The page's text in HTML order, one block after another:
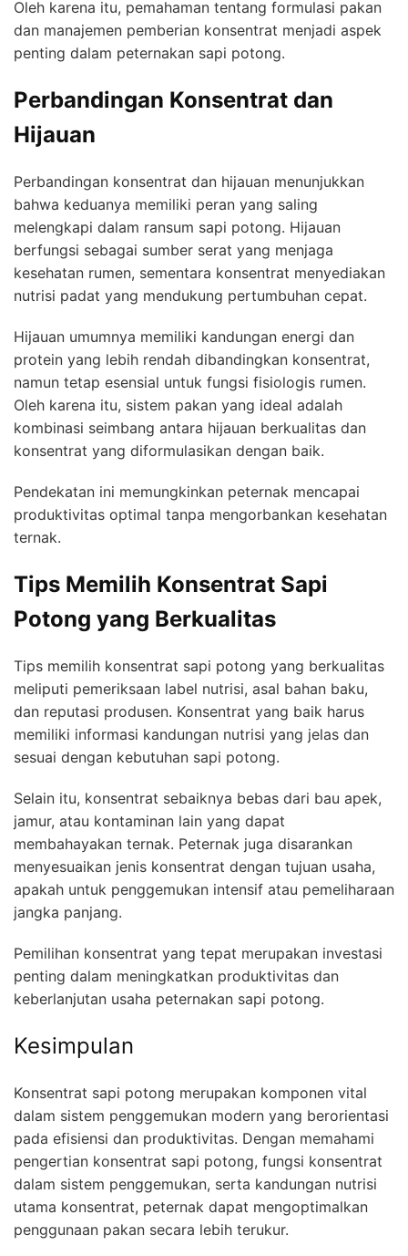
Oleh karena itu, pemahaman tentang formulasi pakan
dan manajemen pemberian konsentrat menjadi aspek
penting dalam peternakan sapi potong.
Perbandingan Konsentrat dan
Hijauan
Perbandingan konsentrat dan hijauan menunjukkan
bahwa keduanya memiliki peran yang saling
melengkapi dalam ransum sapi potong. Hijauan
berfungsi sebagai sumber serat yang menjaga
kesehatan rumen, sementara konsentrat menyediakan
nutrisi padat yang mendukung pertumbuhan cepat.
Hijauan umumnya memiliki kandungan energi dan
protein yang lebih rendah dibandingkan konsentrat,
namun tetap esensial untuk fungsi fisiologis rumen.
Oleh karena itu, sistem pakan yang ideal adalah
kombinasi seimbang antara hijauan berkualitas dan
konsentrat yang diformulasikan dengan baik.
Pendekatan ini memungkinkan peternak mencapai
produktivitas optimal tanpa mengorbankan kesehatan
ternak.
Tips Memilih Konsentrat Sapi
Potong yang Berkualitas
Tips memilih konsentrat sapi potong yang berkualitas
meliputi pemeriksaan label nutrisi, asal bahan baku,
dan reputasi produsen. Konsentrat yang baik harus
memiliki informasi kandungan nutrisi yang jelas dan
sesuai dengan kebutuhan sapi potong.
Selain itu, konsentrat sebaiknya bebas dari bau apek,
jamur, atau kontaminan lain yang dapat
membahayakan ternak. Peternak juga disarankan
menyesuaikan jenis konsentrat dengan tujuan usaha,
apakah untuk penggemukan intensif atau pemeliharaan
jangka panjang.
Pemilihan konsentrat yang tepat merupakan investasi
penting dalam meningkatkan produktivitas dan
keberlanjutan usaha peternakan sapi potong.
Kesimpulan
Konsentrat sapi potong merupakan komponen vital
dalam sistem penggemukan modern yang berorientasi
pada efisiensi dan produktivitas. Dengan memahami
pengertian konsentrat sapi potong, fungsi konsentrat
dalam sistem penggemukan, serta kandungan nutrisi
utama konsentrat, peternak dapat mengoptimalkan
penggunaan pakan secara lebih terukur.